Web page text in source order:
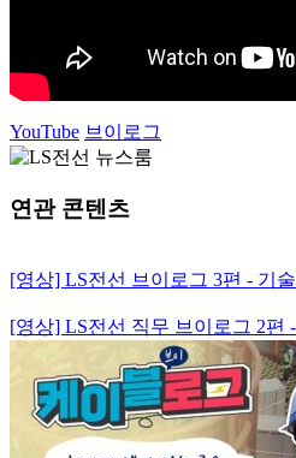
YouTube 브이로그
연관 콘텐츠
[영상] LS전선 브이로그 3편 - 기
[영상] LS전선 직무 브이로그 2편